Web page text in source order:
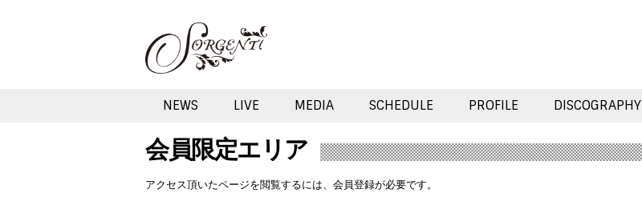
NEWS LIVE MEDIA SCHEDULE PROFILE DISCOGRAPHY
会員限定エリア
アクセス頂いたページを閲覧するには、会員登録が必要です。